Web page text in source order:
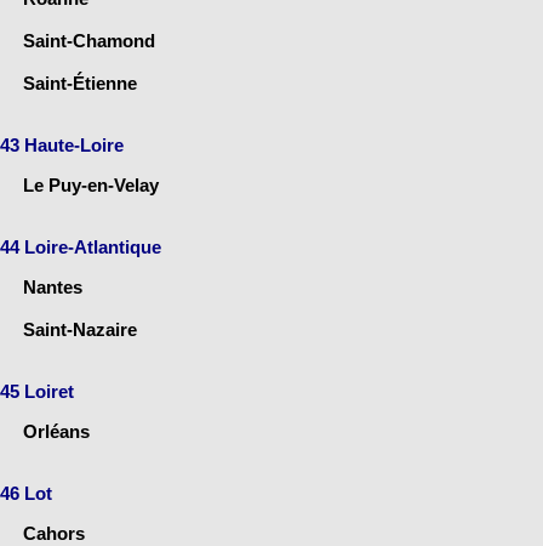
Saint-Chamond
Saint-Étienne
43 Haute-Loire
Le Puy-en-Velay
44 Loire-Atlantique
Nantes
Saint-Nazaire
45 Loiret
Orléans
46 Lot
Cahors